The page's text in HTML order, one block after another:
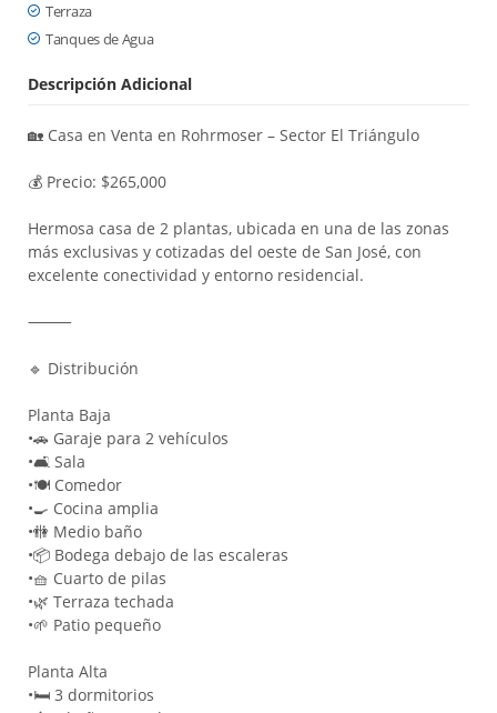
Terraza
Tanques de Agua
Descripción Adicional
🏡 Casa en Venta en Rohrmoser – Sector El Triángulo
💰 Precio: $265,000
Hermosa casa de 2 plantas, ubicada en una de las zonas
más exclusivas y cotizadas del oeste de San José, con
excelente conectividad y entorno residencial.
⸻
🔹 Distribución
Planta Baja
•🚗 Garaje para 2 vehículos
•🛋 Sala
•🍽 Comedor
•🍳 Cocina amplia
•🚻 Medio baño
•📦 Bodega debajo de las escaleras
•🧺 Cuarto de pilas
•🌿 Terraza techada
•🌱 Patio pequeño
Planta Alta
•🛏 3 dormitorios